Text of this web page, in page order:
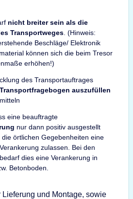
nicht breiter sein als die
Transportweges . (Hinweis:
Beschläge/ Elektronik
können sich die beim Tresor
erhöhen!)
des Transportauftrages
Transportfragebogen auszufüllen
eine beauftragte
nur dann positiv ausgestellt
örtlichen Gegebenheiten eine
zulassen. Bei den
dies eine Verankerung in
Betonboden.
und Montage, sowie